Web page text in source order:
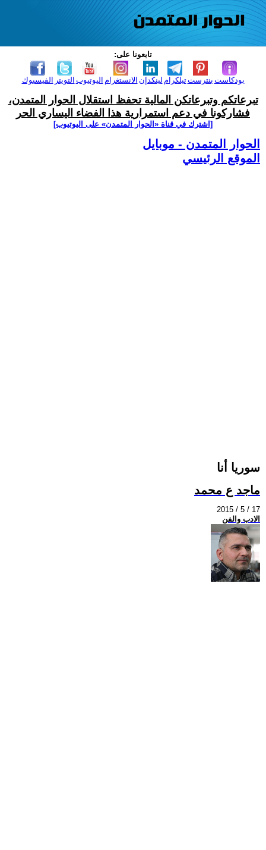
تابعونا على:
الفيسبوك التويتر اليوتيوب الانستغرام لينكدإن تيلكرامبنترست بودكاست
تبرعاتكم وتبرعاتكن المالية تحفظ استقلال الحوار المتمدن،
فشاركونا في دعم استمرارية هذا الفضاء اليساري الحر
[اشترك في قناة ‫«الحوار المتمدن» على اليوتيوب]
الحوار المتمدن - موبايل
الموقع الرئيسي
سوريا أنا
ماجد ع محمد
2015 / 5 / 17
الادب والفن